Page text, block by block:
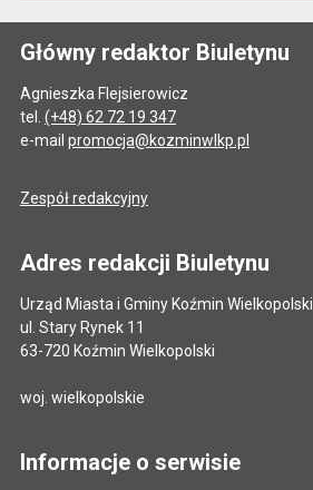
Główny redaktor Biuletynu
Agnieszka Flejsierowicz
tel. (+48) 62 72 19 347
e-mail promocja@kozminwlkp.pl
Zespół redakcyjny
Adres redakcji Biuletynu
Urząd Miasta i Gminy Koźmin Wielkopolski
ul. Stary Rynek 11
63-720 Koźmin Wielkopolski
woj. wielkopolskie
Informacje o serwisie